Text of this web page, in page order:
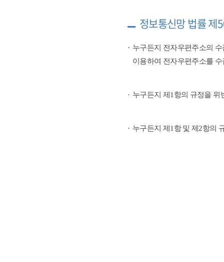
정보통신망 법률 제
누구든지 전자우편주소의
이용하여 전자우편주소를
누구든지 제1항의 규정을 위
누구든지 제1항 및 제2항의